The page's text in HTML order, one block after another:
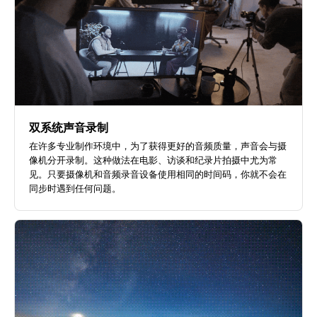
双系统声音录制
在许多专业制作环境中，为了获得更好的音频质量，声音会与摄
像机分开录制。这种做法在电影、访谈和纪录片拍摄中尤为常
见。只要摄像机和音频录音设备使用相同的时间码，你就不会在
同步时遇到任何问题。